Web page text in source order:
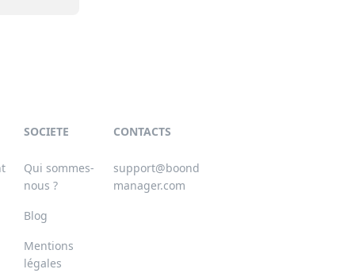
SOCIETE
Qui sommes-
nous ?
Blog
Mentions
légales
CONTACTS
support@boond
manager.com